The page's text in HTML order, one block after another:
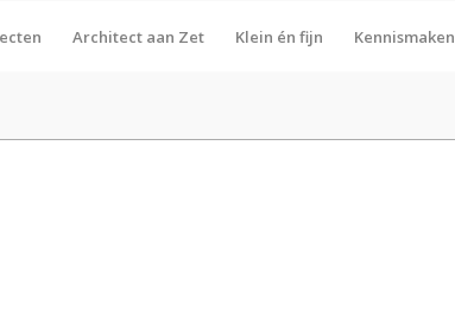
Architect aan Zet Klein én fijn Kennismaken